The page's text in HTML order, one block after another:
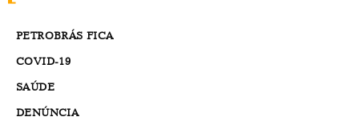
PETROBRÁS FICA
COVID-19
SAÚDE
DENÚNCIA